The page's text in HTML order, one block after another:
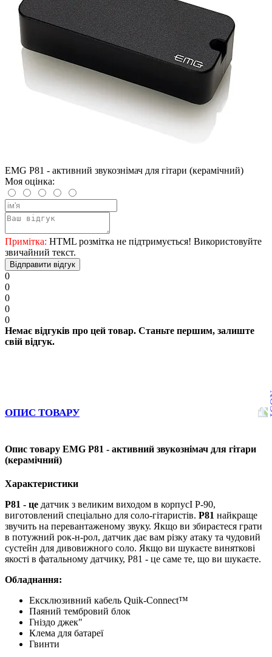
EMG P81 - активний звукознімач для гітари (керамічний)
Моя оцінка:
Примітка: HTML розмітка не підтримується! Використовуйте
звичайний текст.
Відправити відгук
0
0
0
0
0
Немає відгуків про цей товар. Станьте першим, залиште
свій відгук.
ОПИС ТОВАРУ
Опис товару EMG P81 - активний звукознімач для гітари
(керамічний)
Характеристики
Р81 - це датчик з великим виходом в корпусІ Р-90,
виготовлений спеціально для соло-гітаристів. P81 найкраще
звучить на перевантаженому звуку. Якщо ви збираєтеся грати
в потужний рок-н-рол, датчик дає вам різку атаку та чудовий
сустейн для дивовижного соло. Якщо ви шукаєте виняткові
якості в фатальному датчику, P81 - це саме те, що ви шукаєте.
Обладнання:
Ексклюзивний кабель Quik-Connect™
Паяний тембровий блок
Гніздо джек"
Клема для батареї
Гвинти